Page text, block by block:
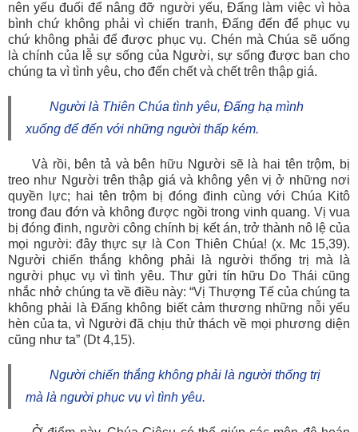
nên yếu đuối để nâng đỡ người yếu, Đấng làm việc vì hòa
bình chứ không phải vì chiến tranh, Đấng đến để phục vụ
chứ không phải để được phục vụ. Chén mà Chúa sẽ uống
là chính của lễ sự sống của Người, sự sống được ban cho
chúng ta vì tình yêu, cho đến chết và chết trên thập giá.
Người là Thiên Chúa tình yêu, Đấng hạ mình
xuống để đến với những người thấp kém.
Và rồi, bên tả và bên hữu Người sẽ là hai tên trộm, bị
treo như Người trên thập giá và không yên vị ở những nơi
quyền lực; hai tên trộm bị đóng đinh cùng với Chúa Kitô
trong đau đớn và không được ngồi trong vinh quang. Vị vua
bị đóng đinh, người công chính bị kết án, trở thành nô lệ của
mọi người: đây thực sự là Con Thiên Chúa! (x. Mc 15,39).
Người chiến thắng không phải là người thống trị mà là
người phục vụ vì tình yêu. Thư gửi tín hữu Do Thái cũng
nhắc nhở chúng ta về điều này: “Vị Thượng Tế của chúng ta
không phải là Đấng không biết cảm thương những nỗi yếu
hèn của ta, vì Người đã chịu thử thách về mọi phương diện
cũng như ta” (Dt 4,15).
Người chiến thắng không phải là người thống trị
mà là người phục vụ vì tình yêu.